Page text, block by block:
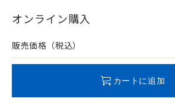
在庫等で未対応品が混在する可能性があ
問い合わせください。
オンライン購入
販売価格（税込）
カートに追加